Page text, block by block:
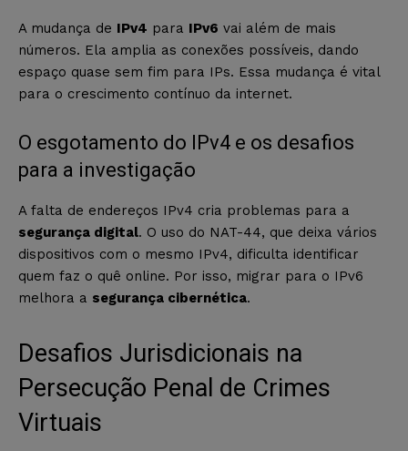
A mudança de IPv4 para IPv6 vai além de mais
números. Ela amplia as conexões possíveis, dando
espaço quase sem fim para IPs. Essa mudança é vital
para o crescimento contínuo da internet.
O esgotamento do IPv4 e os desafios
para a investigação
A falta de endereços IPv4 cria problemas para a
segurança digital. O uso do NAT-44, que deixa vários
dispositivos com o mesmo IPv4, dificulta identificar
quem faz o quê online. Por isso, migrar para o IPv6
melhora a segurança cibernética.
Desafios Jurisdicionais na
Persecução Penal de Crimes
Virtuais